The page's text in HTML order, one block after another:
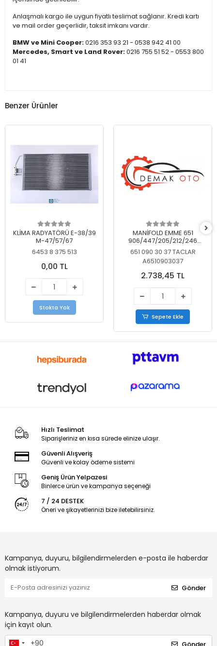
Anlaşmalı kargo ile uygun fiyatlı teslimat sağlanır. Kredi kartı
ve mail order geçerlidir, taksit imkanı vardır.
BMW ve Mini Cooper:0216 353 93 21 - 0538 942 41 00
Mercedes, Smart ve Land Rover:0216 755 51 52 - 0553 800
01 41
Benzer Ürünler
KLİMA RADYATÖRÜ E-38/39
M-47/57/67
6453 8 375 513
0,00 TL
Stokta Yok
MANİFOLD EMME 651
906/447/205/212/246
KELEBEKSİZ
651 090 30 37 TACLAR
A6510903037
2.738,45 TL
Sepete Ekle
Hızlı Teslimat
Siparişleriniz en kısa sürede elinize ulaşır.
Güvenli Alışveriş
Güvenli ve kolay ödeme sistemi
Geniş Ürün Yelpazesi
Binlerce ürün ve kampanya seçeneği
7 / 24 DESTEK
Öneri ve şikayetlerinizi bize iletebilirsiniz.
Kampanya, duyuru, bilgilendirmelerden e-posta ile haberdar
olmak istiyorum.
Gönder
Kampanya, duyuru ve bilgilendirmelerden haberdar olmak
için kayıt olun.